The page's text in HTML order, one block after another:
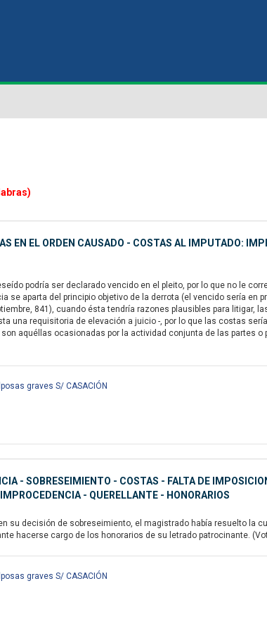
EN EL ORDEN CAUSADO - COSTAS AL IMPUTADO:
podría ser declarado vencido en el pleito, por lo que no le
se aparta del principio objetivo de la derrota (el vencido sería en
841), cuando ésta tendría razones plausibles para litigar,
una requisitoria de elevación a juicio -, por lo que las costas
aquéllas ocasionadas por la actividad conjunta de las partes
graves S/ CASACIÓN
- SOBRESEIMIENTO - COSTAS - FALTA DE
- QUERELLANTE - HONORARIOS
su decisión de sobreseimiento, el magistrado había resuelto la
hacerse cargo de los honorarios de su letrado patrocinante.
graves S/ CASACIÓN